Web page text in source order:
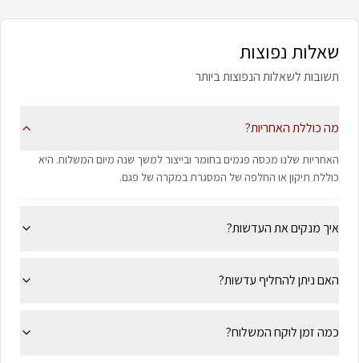
שאלות נפוצות
תשובות לשאלות הנפוצות ביותר
מה כוללת האחריות?
האחריות שלנו מכסה פגמים בחומר ובייצור למשך שנה מיום המשלוח. היא
כוללת תיקון או החלפה של המסגרת במקרה של פגם.
איך מנקים את העדשות?
האם ניתן להחליף עדשות?
כמה זמן לוקח המשלוח?